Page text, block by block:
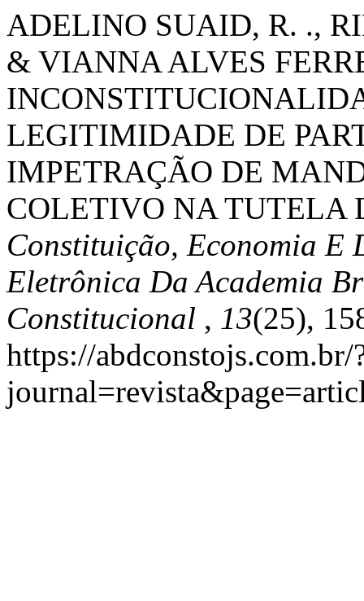
ADELINO SUAID, R. .,
& VIANNA ALVES
LEGITIMIDADE DE
IMPETRAÇÃO DE
COLETIVO NA TUTELA
Constituição, Economia E
Eletrônica Da Academia
Constitucional , 13(25),
https://abdconstojs.com.br/